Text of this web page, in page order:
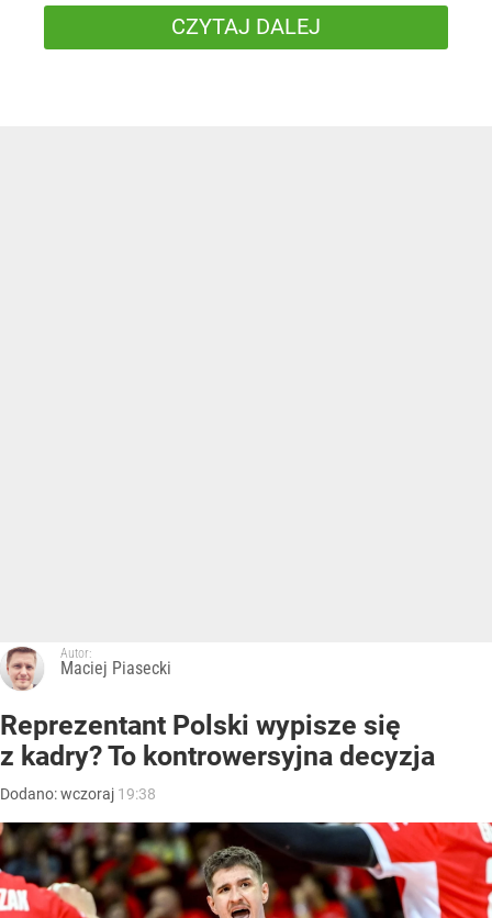
CZYTAJ DALEJ
Autor:
Maciej Piasecki
Reprezentant Polski wypisze się
z kadry? To kontrowersyjna decyzja
Dodano:wczoraj 19:38